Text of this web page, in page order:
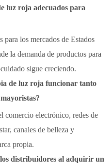
luz roja adecuados para
para los mercados de Estados
la demanda de productos para
sigue creciendo.
de luz roja funcionar tanto
comercio electrónico, redes de
canales de belleza y
propia.
los distribuidores al adquirir un